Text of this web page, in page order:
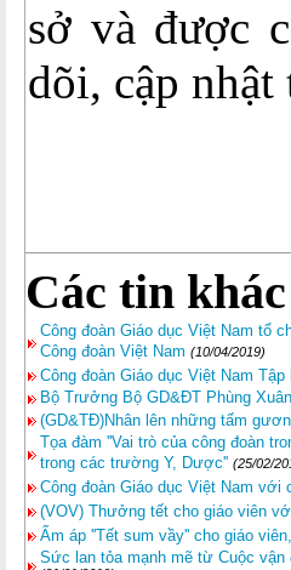
sở và được
dõi, cập
Các tin khác
Công đoàn Giáo dục Việt Nam tổ
Công đoàn Việt Nam (10/04/2019)
Công đoàn Giáo dục Việt Nam
Bộ Trưởng Bộ GD&ĐT Phùng
(GD&TĐ)Nhân lên những tấm
Tọa đàm ''Vai trò của công đoàn
trong các trường Y, Dược'' (25/02/
Công đoàn Giáo dục Việt Nam với
(VOV) Thưởng tết cho giáo viên
Ấm áp ''Tết sum vầy'' cho giáo
Sức lan tỏa mạnh mẽ từ Cuộc vận